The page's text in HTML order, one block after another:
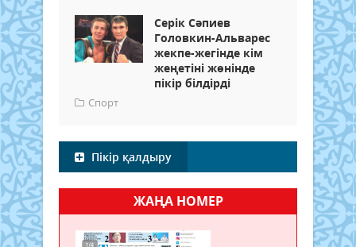
Серік Сәпиев
Головкин-Альварес
жекпе-жегінде кім
жеңетіні жөнінде
пікір білдірді
Спорт
Пікір қалдыру
ЖАҢА НОМЕР